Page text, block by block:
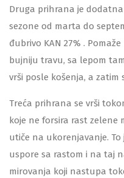
Druga prihrana je
sezone od marta do
đubrivo KAN 27% .
bujniju travu, sa lepom
vrši posle košenja, a zatim
Treća prihrana se vrši
koje ne forsira rast zelene
utiče na ukorenjavanje.
uspore sa rastom i na taj
mirovanja koji nastupa